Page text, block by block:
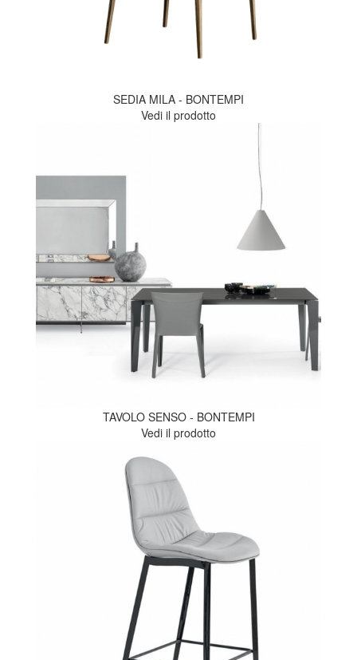
SEDIA MILA - BONTEMPI
Vedi il prodotto
TAVOLO SENSO - BONTEMPI
Vedi il prodotto